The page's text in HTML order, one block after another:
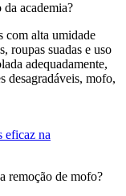
academia?
com alta umidade
roupas suadas e uso
adequadamente,
desagradáveis, mofo,
remoção de mofo?